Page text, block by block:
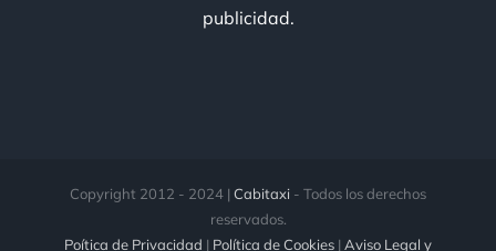
publicidad.
Copyright 2012 - 2024 | Cabitaxi - Todos los derechos
reservados.
Poítica de Privacidad | Política de Cookies | Aviso Legal y